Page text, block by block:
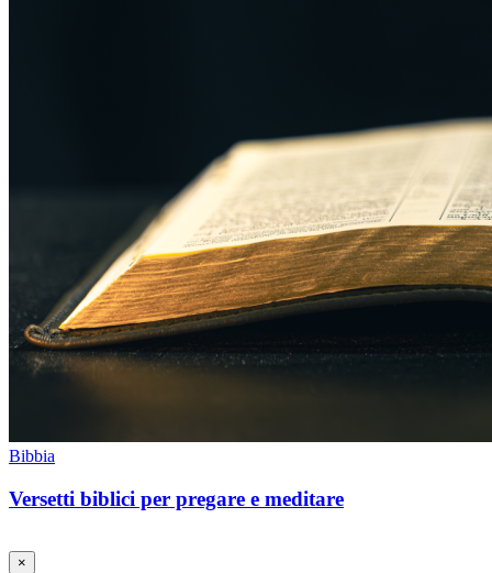
Bibbia
Versetti biblici per pregare e meditare
×